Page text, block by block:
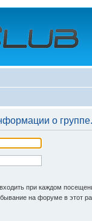
о группе.
при каждом
на форуме в этот